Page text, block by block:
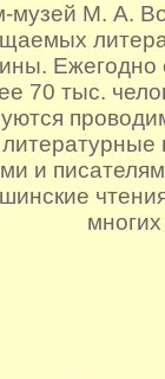
музей М. А.
Ежегодно
70 тыс.
и